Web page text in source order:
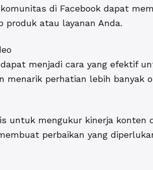
di Facebook dapat
produk atau layanan Anda.
menjadi cara yang efektif
menarik perhatian lebih banyak
untuk mengukur kinerja konten
perbaikan yang